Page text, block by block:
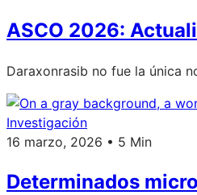
ASCO 2026:
Daraxonrasib no fue la única
Investigación
16 marzo, 2026 • 5 Min
Determinados